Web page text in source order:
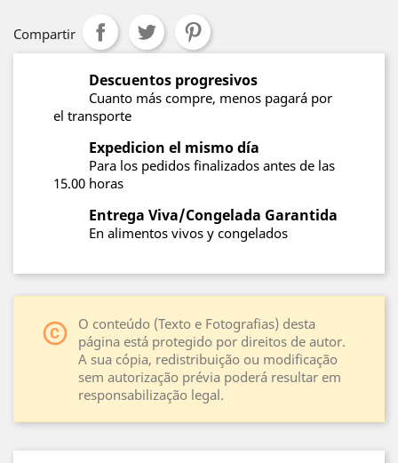
Compartir
Descuentos progresivos
Cuanto más compre, menos pagará por
el transporte
Expedicion el mismo día
Para los pedidos finalizados antes de las
15.00 horas
Entrega Viva/Congelada Garantida
En alimentos vivos y congelados
copyright
O conteúdo (Texto e Fotografias) desta
página está protegido por direitos de autor.
A sua cópia, redistribuição ou modificação
sem autorização prévia poderá resultar em
responsabilização legal.